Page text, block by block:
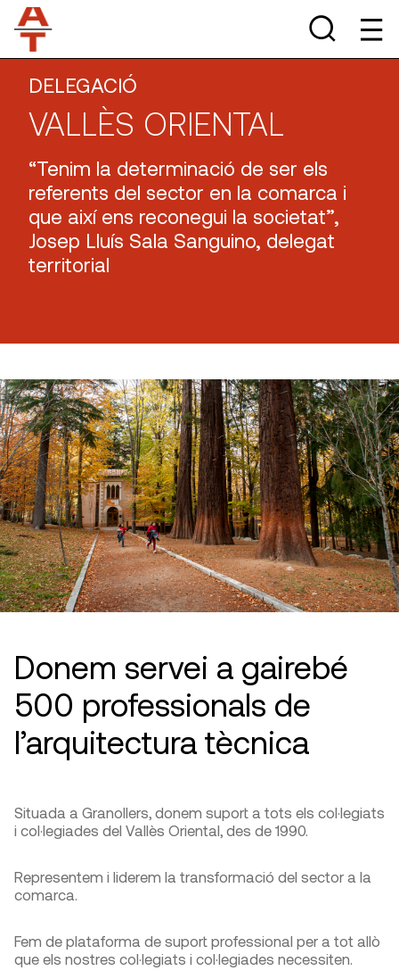
DELEGACIÓ
VALLÈS ORIENTAL
“Tenim la determinació de ser els
referents del sector en la comarca i
que així ens reconegui la societat”,
Josep Lluís Sala Sanguino, delegat
territorial
Donem servei a gairebé
500 professionals de
l’arquitectura tècnica
Situada a Granollers, donem suport a tots els col·legiats
i col·legiades del Vallès Oriental, des de 1990.
Representem i liderem la transformació del sector a la
comarca.
Fem de plataforma de suport professional per a tot allò
que els nostres col·legiats i col·legiades necessiten.